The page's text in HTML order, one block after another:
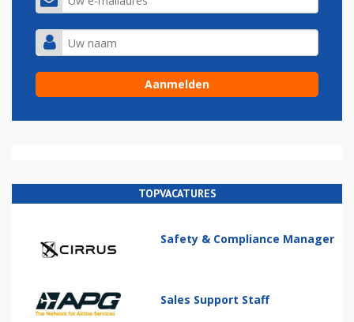
TOPVACATURES
Safety & Compliance Manager
Sales Support Staff